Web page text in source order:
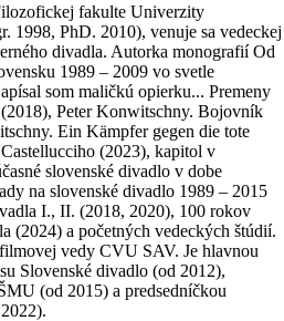
fakulte Univerzity
1998, PhD. 2010), venuje sa vedeckej
divadla. Autorka monografií Od
1989 – 2009 vo svetle
som maličkú opierku... Premeny
Peter Konwitschny. Bojovník
Ein Kämpfer gegen die tote
(2023), kapitol v
slovenské divadlo v dobe
na slovenské divadlo 1989 – 2015
I., II. (2018, 2020), 100 rokov
(2024) a početných vedeckých štúdií.
vedy CVU SAV. Je hlavnou
Slovenské divadlo (od 2012),
(od 2015) a predsedníčkou